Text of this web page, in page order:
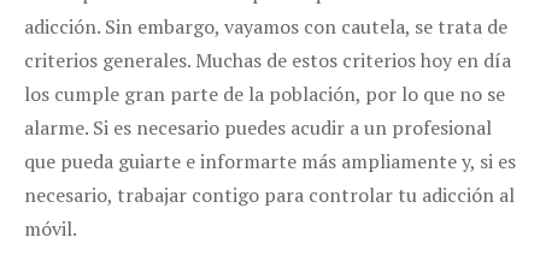
adicción. Sin embargo, vayamos con cautela, se trata de
criterios generales. Muchas de estos criterios hoy en día
los cumple gran parte de la población, por lo que no se
alarme. Si es necesario puedes acudir a un profesional
que pueda guiarte e informarte más ampliamente y, si es
necesario, trabajar contigo para controlar tu adicción al
móvil.